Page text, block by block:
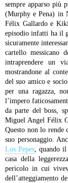
sempre apparso più
(Murphy e Pena) in
Félix Gallardo e
episodio infatti ha il
sicuramente
cartello messicano
intraprendere un
mostrandone al
del suo amico e
per una ragazza,
l’impero
da parte del boss,
Miguel Angel Félix
Questo non lo rende
suo personaggio.
Los Pepes, quando il
casa della
pericolo in cui
dell’atteggiamento